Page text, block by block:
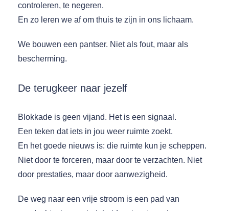
controleren, te negeren.
En zo leren we af om thuis te zijn in ons lichaam.
We bouwen een pantser. Niet als fout, maar als
bescherming.
De terugkeer naar jezelf
Blokkade is geen vijand. Het is een signaal.
Een teken dat iets in jou weer ruimte zoekt.
En het goede nieuws is: die ruimte kun je scheppen.
Niet door te forceren, maar door te verzachten. Niet
door prestaties, maar door aanwezigheid.
De weg naar een vrije stroom is een pad van